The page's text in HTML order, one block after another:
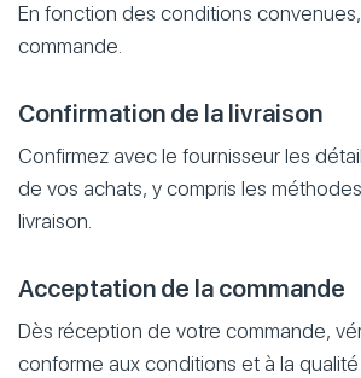
En fonction des conditions
commande.
Confirmation de la livraison
Confirmez avec le fournisseur les
de vos achats, y compris les
livraison.
Acceptation de la commande
Dès réception de votre commande,
conforme aux conditions et à la